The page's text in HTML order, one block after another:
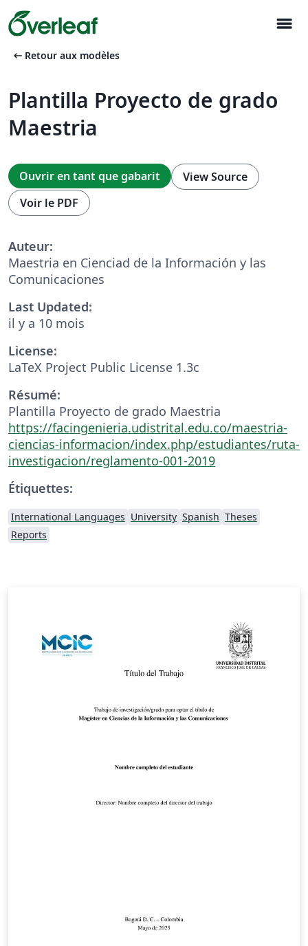
menu
arrow_left_alt Retour aux modèles
Plantilla Proyecto de grado
Maestria
Ouvrir en tant que gabarit
View Source
Voir le PDF
Auteur:
Maestria en Cienciad de la Información y las
Comunicaciones
Last Updated:
il y a 10 mois
License:
LaTeX Project Public License 1.3c
Résumé:
Plantilla Proyecto de grado Maestria
https://facingenieria.udistrital.edu.co/maestria-
ciencias-informacion/index.php/estudiantes/ruta-
investigacion/reglamento-001-2019
Étiquettes:
International Languages University Spanish Theses
Reports